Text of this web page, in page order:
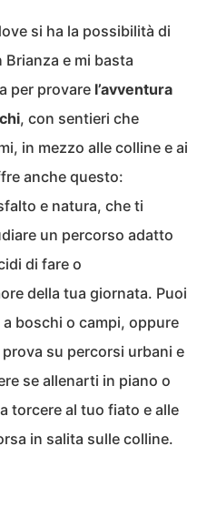
si ha la possibilità di
e mi basta
per provare l’avventura
, con sentieri che
in mezzo alle colline e ai
anche questo:
e natura, che ti
un percorso adatto
di fare o
della tua giornata. Puoi
boschi o campi, oppure
su percorsi urbani e
se allenarti in piano o
torcere al tuo fiato e alle
in salita sulle colline.